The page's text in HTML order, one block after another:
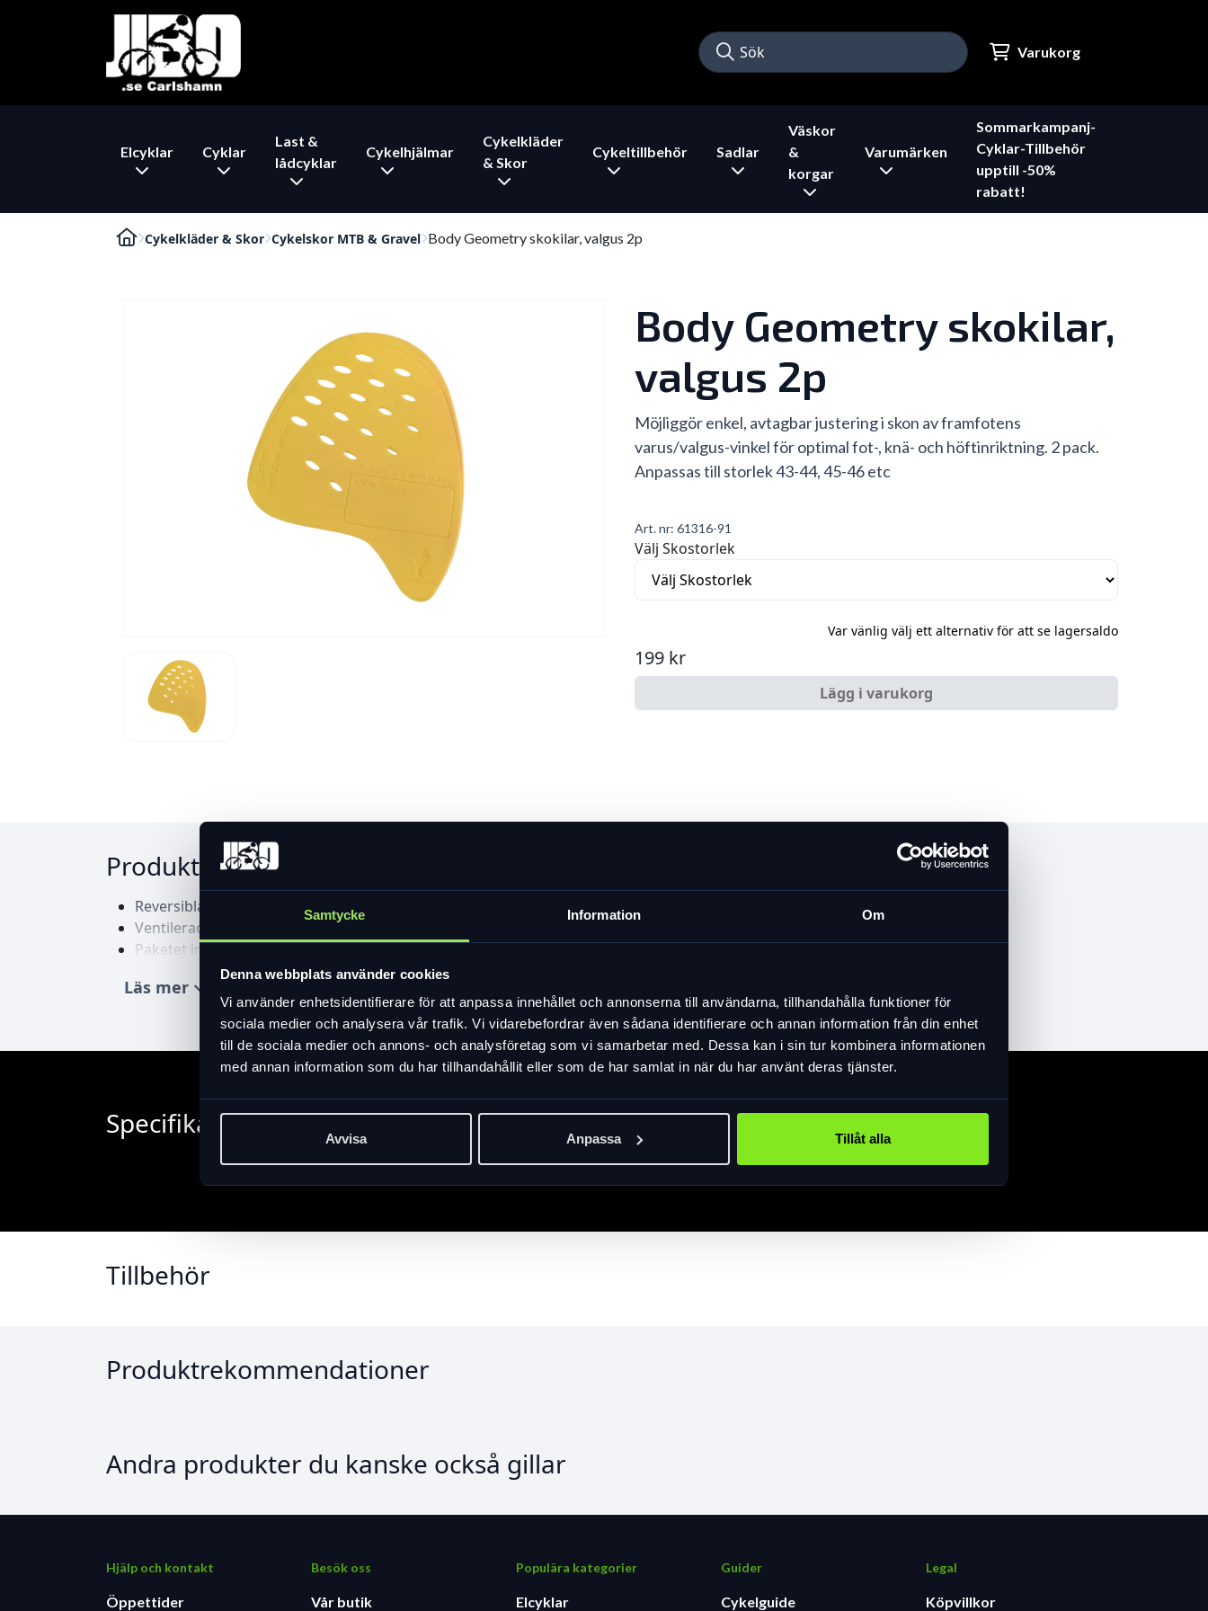
Samtycke Information Om
Denna webbplats använder cookies
Vi använder enhetsidentifierare för att anpassa innehållet och annonserna till användarna, tillhandahålla funktioner för
sociala medier och analysera vår trafik. Vi vidarebefordrar även sådana identifierare och annan information från din enhet
till de sociala medier och annons- och analysföretag som vi samarbetar med. Dessa kan i sin tur kombinera informationen
med annan information som du har tillhandahållit eller som de har samlat in när du har använt deras tjänster.
Avvisa Anpassa Tillåt alla
Varukorg
Elcyklar Cyklar
Last &
lådcyklar
Cykelhjälmar
Cykelkläder
& Skor
Cykeltillbehör Sadlar
Väskor
&
korgar
Varumärken
Sommarkampanj-
Cyklar-Tillbehör
upptill -50%
rabatt!
Cykelkläder & Skor Cykelskor MTB & Gravel Body Geometry skokilar, valgus 2p
Body Geometry skokilar,
valgus 2p
Möjliggör enkel, avtagbar justering i skon av framfotens
varus/valgus-vinkel för optimal fot-, knä- och höftinriktning. 2 pack.
Anpassas till storlek 43-44, 45-46 etc
Art. nr: 61316-91
Välj Skostorlek
Var vänlig välj ett alternativ för att se lagersaldo
199 kr
Lägg i varukorg
Produktinformation
Reversibla shims fungerar för höger eller vänster applikation.
Ventilerad för komfort.
Paketet innehåller två Varus-shims (orange) eller två valgus-shims (gul), baserat på val.
Läs mer expand_more
Specifikation
Tillbehör
Produktrekommendationer
Andra produkter du kanske också gillar
Hjälp och kontakt
Öppettider
Besök oss
Vår butik
Populära kategorier
Elcyklar
Guider
Cykelguide
Legal
Köpvillkor